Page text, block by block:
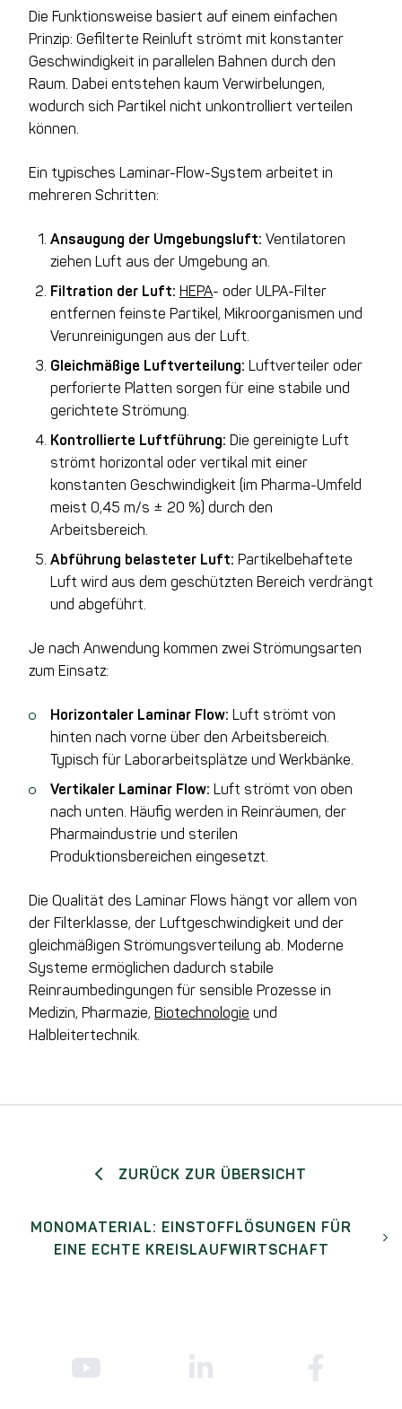
Die Funktionsweise basiert auf einem einfachen
Prinzip: Gefilterte Reinluft strömt mit konstanter
Geschwindigkeit in parallelen Bahnen durch den
Raum. Dabei entstehen kaum Verwirbelungen,
wodurch sich Partikel nicht unkontrolliert verteilen
können.
Ein typisches Laminar-Flow-System arbeitet in
mehreren Schritten:
Ansaugung der Umgebungsluft: Ventilatoren
ziehen Luft aus der Umgebung an.
Filtration der Luft: HEPA- oder ULPA-Filter
entfernen feinste Partikel, Mikroorganismen und
Verunreinigungen aus der Luft.
Gleichmäßige Luftverteilung: Luftverteiler oder
perforierte Platten sorgen für eine stabile und
gerichtete Strömung.
Kontrollierte Luftführung: Die gereinigte Luft
strömt horizontal oder vertikal mit einer
konstanten Geschwindigkeit (im Pharma-Umfeld
meist 0,45 m/s ± 20 %) durch den
Arbeitsbereich.
Abführung belasteter Luft: Partikelbehaftete
Luft wird aus dem geschützten Bereich verdrängt
und abgeführt.
Je nach Anwendung kommen zwei Strömungsarten
zum Einsatz:
Horizontaler Laminar Flow: Luft strömt von
hinten nach vorne über den Arbeitsbereich.
Typisch für Laborarbeitsplätze und Werkbänke.
Vertikaler Laminar Flow: Luft strömt von oben
nach unten. Häufig werden in Reinräumen, der
Pharmaindustrie und sterilen
Produktionsbereichen eingesetzt.
Die Qualität des Laminar Flows hängt vor allem von
der Filterklasse, der Luftgeschwindigkeit und der
gleichmäßigen Strömungsverteilung ab. Moderne
Systeme ermöglichen dadurch stabile
Reinraumbedingungen für sensible Prozesse in
Medizin, Pharmazie, Biotechnologie und
Halbleitertechnik.
ZURÜCK ZUR ÜBERSICHT
MONOMATERIAL: EINSTOFFLÖSUNGEN FÜR
EINE ECHTE KREISLAUFWIRTSCHAFT